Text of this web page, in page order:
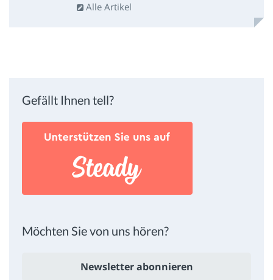
Alle Artikel
Gefällt Ihnen tell?
Möchten Sie von uns hören?
Newsletter abonnieren